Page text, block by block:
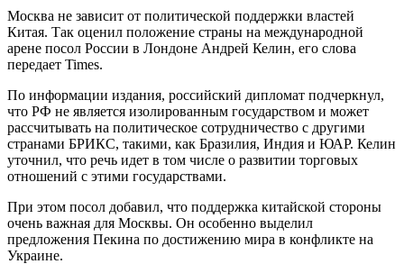
Москва не зависит от политической поддержки властей
Китая. Так оценил положение страны на международной
арене посол России в Лондоне Андрей Келин, его слова
передает Times.
По информации издания, российский дипломат подчеркнул,
что РФ не является изолированным государством и может
рассчитывать на политическое сотрудничество с другими
странами БРИКС, такими, как Бразилия, Индия и ЮАР. Келин
уточнил, что речь идет в том числе о развитии торговых
отношений с этими государствами.
При этом посол добавил, что поддержка китайской стороны
очень важная для Москвы. Он особенно выделил
предложения Пекина по достижению мира в конфликте на
Украине.